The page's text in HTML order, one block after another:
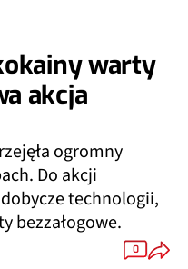
warty
akcja
ogromny
Do akcji
technologii,
bezzałogowe.
0